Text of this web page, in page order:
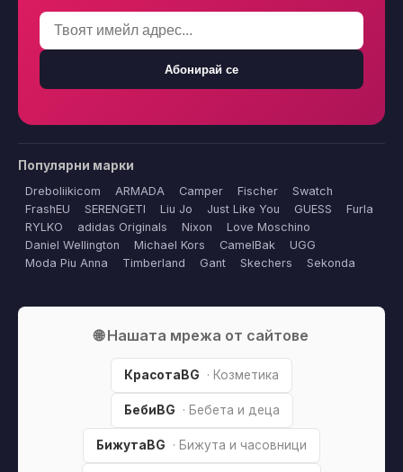
Абонирай се
Популярни марки
Dreboliikicom ARMADA Camper Fischer
Swatch
FrashEU
SERENGETI Liu Jo Just Like You GUESS
Furla
RYLKO
adidas Originals Nixon
Love Moschino
Daniel Wellington
Michael Kors CamelBak
UGG
Moda Piu Anna
Timberland Gant Skechers Sekonda
🌐 Нашата мрежа от сайтове
КрасотаBG · Козметика
БебиBG · Бебета и деца
БижутаBG · Бижута и часовници